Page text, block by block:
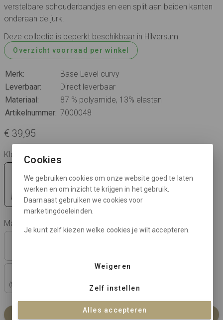
verstelbare schouderbandjes en een split aan beiden kanten
onderaan de jurk.
Deze collectie is beperkt beschikbaar in Hilversum.
Overzicht voorraad per winkel
Merk:
Base Level curvy
Leverbaar:
Direct leverbaar
Materiaal:
87 % polyamide, 13% elastan
Artikelnummer: 7000048
€ 39,95
Kleur: black
Maat:
(56/58)
In winkelmandje
Cookies
We gebruiken cookies om onze website goed te laten
werken en om inzicht te krijgen in het gebruik.
Daarnaast gebruiken we cookies voor
marketingdoeleinden.
Je kunt zelf kiezen welke cookies je wilt accepteren.
Weigeren
Zelf instellen
Alles accepteren